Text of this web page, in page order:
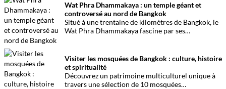
permanentes, ses expositions temporaires et
toutes les informations pratiques pour préparer
votre visite.
Wat Phra Dhammakaya : un temple géant et
controversé au nord de Bangkok
Situé à une trentaine de kilomètres de Bangkok, le
Wat Phra Dhammakaya fascine par ses
Visiter les mosquées de Bangkok : culture, histoire
et spiritualité
Découvrez un patrimoine multiculturel unique à
travers une sélection de 10 mosquées